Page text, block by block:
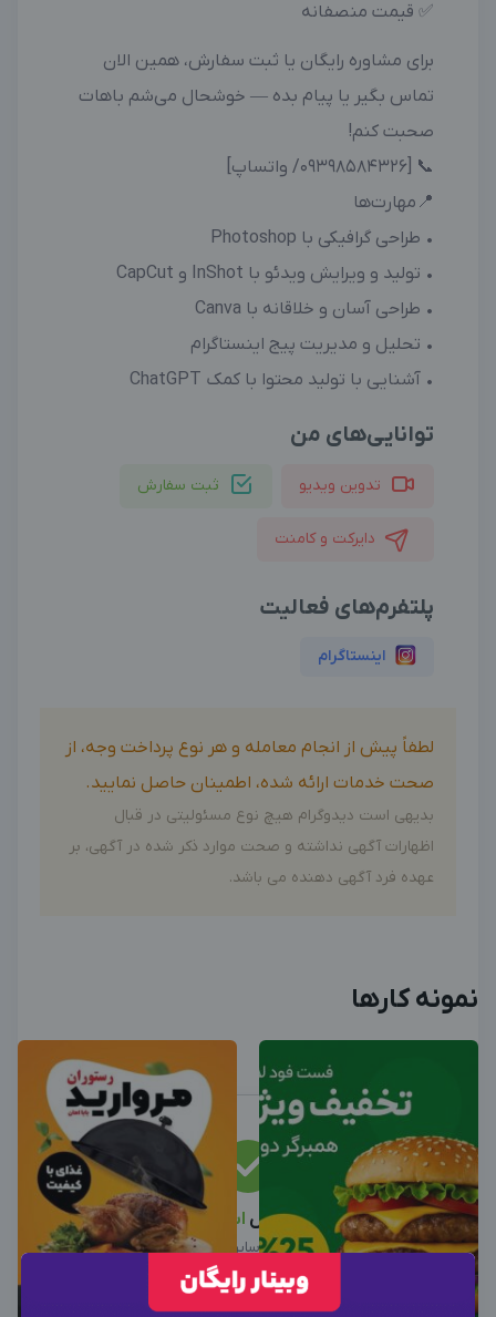
✅ قیمت منصفانه
برای مشاوره رایگان یا ثبت سفارش، همین الان
تماس بگیر یا پیام بده — خوشحال می‌شم باهات
صحبت کنم!
📞 [09398584326/ واتساپ]
📍مهارت‌ها
• طراحی گرافیکی با Photoshop
• تولید و ویرایش ویدئو با InShot و CapCut
• طراحی آسان و خلاقانه با Canva
• تحلیل و مدیریت پیج اینستاگرام
• آشنایی با تولید محتوا با کمک ChatGPT
توانایی‌های من
تدوین ویدیو ثبت سفارش
دایرکت و کامنت
پلتفرم‌های فعالیت
اینستاگرام
لطفاً پیش از انجام معامله و هر نوع پرداخت وجه، از
صحت خدمات ارائه شده، اطمینان حاصل نمایید.
بدیهی است دیدوگرام هیچ نوع مسئولیتی در قبال
اظهارات آگهی نداشته و صحت موارد ذکر شده در آگهی، بر
عهده فرد آگهی دهنده می باشد.
این متخصص استخدامشد
نیرو استخدام شد، سایر آگهی ها را ببینید
سایر متخصصین
نمونه کارها